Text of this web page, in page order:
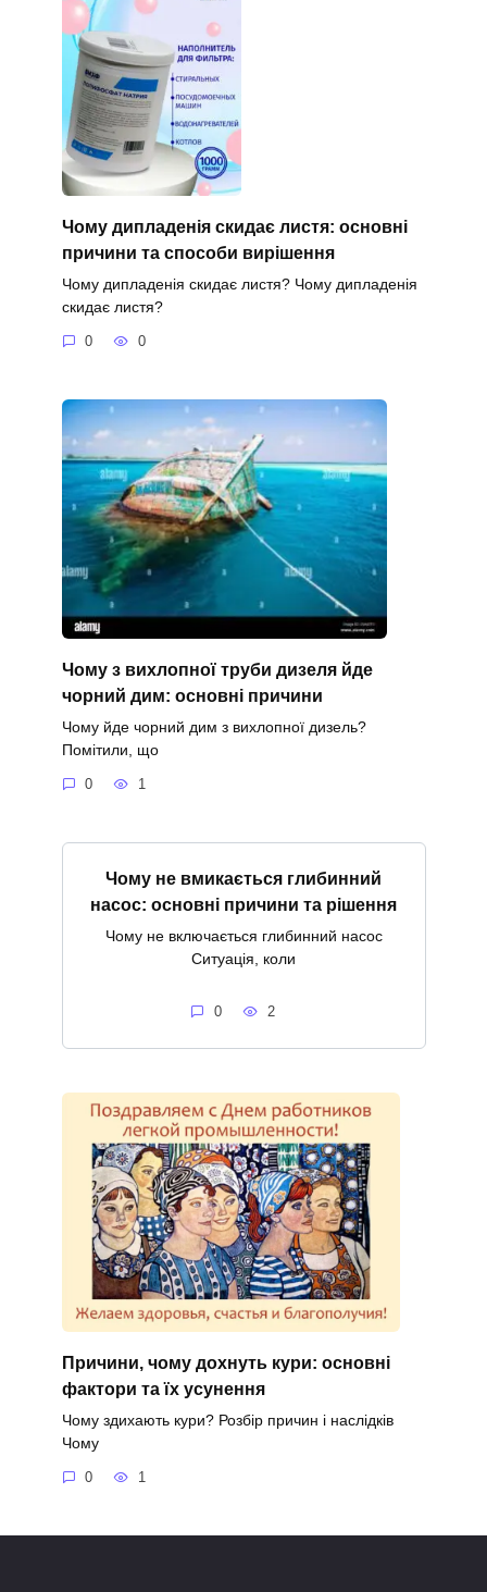
Чому дипладенія скидає листя: основні
причини та способи вирішення
Чому дипладенія скидає листя? Чому дипладенія
скидає листя?
0 0
Чому з вихлопної труби дизеля йде
чорний дим: основні причини
Чому йде чорний дим з вихлопної дизель?
Помітили, що
0 1
Чому не вмикається глибинний
насос: основні причини та рішення
Чому не включається глибинний насос
Ситуація, коли
0 2
Причини, чому дохнуть кури: основні
фактори та їх усунення
Чому здихають кури? Розбір причин і наслідків
Чому
0 1